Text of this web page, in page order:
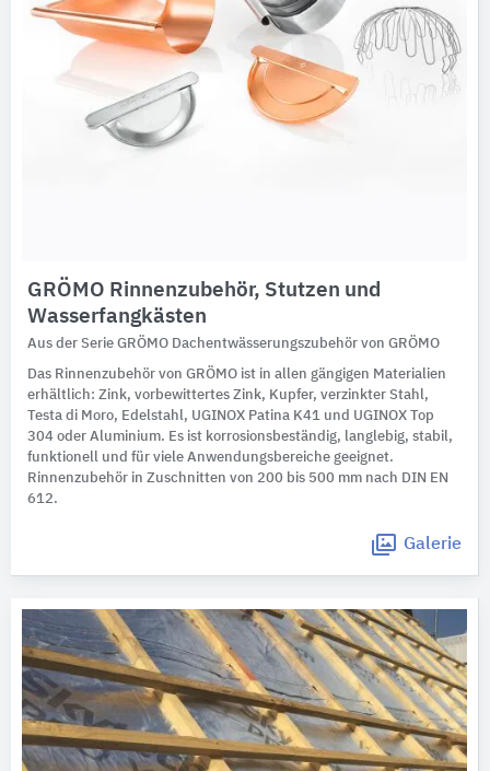
GRÖMO Rinnenzubehör, Stutzen und
Wasserfangkästen
Aus der Serie GRÖMO Dachentwässerungszubehör von GRÖMO
Das Rinnenzubehör von GRÖMO ist in allen gängigen Materialien
erhältlich: Zink, vorbewittertes Zink, Kupfer, verzinkter Stahl,
Testa di Moro, Edelstahl, UGINOX Patina K41 und UGINOX Top
304 oder Aluminium. Es ist korrosionsbeständig, langlebig, stabil,
funktionell und für viele Anwendungsbereiche geeignet.
Rinnenzubehör in Zuschnitten von 200 bis 500 mm nach DIN EN
612.
Galerie